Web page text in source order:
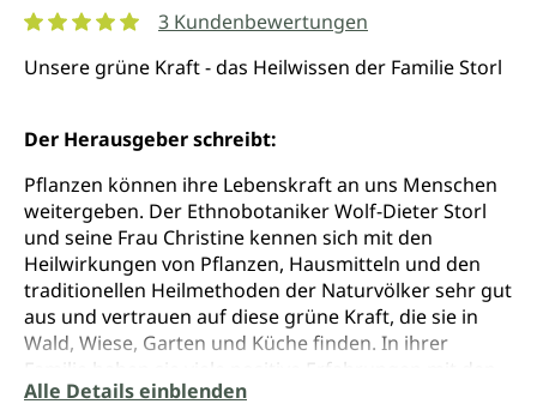
3 Kundenbewertungen
Unsere grüne Kraft - das Heilwissen der Familie Storl
Der Herausgeber schreibt:
Pflanzen können ihre Lebenskraft an uns Menschen
weitergeben. Der Ethnobotaniker Wolf-Dieter Storl
und seine Frau Christine kennen sich mit den
Heilwirkungen von Pflanzen, Hausmitteln und den
traditionellen Heilmethoden der Naturvölker sehr gut
aus und vertrauen auf diese grüne Kraft, die sie in
Wald, Wiese, Garten und Küche finden. In ihrer
Familie haben sie viele positive Erfahrungen mit den
natürlichen Heilkräften gesammelt.
Alle Details einblenden